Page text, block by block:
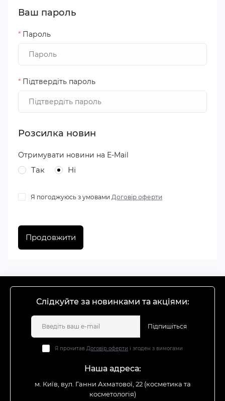
Ваш пароль
* Пароль
* Підтвердіть пароль
Розсилка новин
Отримувати новини на E-Mail
Так Ні
Я погоджуюсь з умовами Договір оферти
Продовжити
Слідкуйте за новинками та акціями:
Підпишіться
Я прочитав Договір оферти і згоден з вимогами
Наша адреса:
м. Київ, вул. Ганни Ахматової, 22 (косметика та
косметологія)